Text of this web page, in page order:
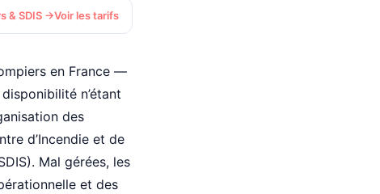
& SDIS →Voir les tarifs
en France —
n’étant
des
d’Incendie et de
Mal gérées, les
et des